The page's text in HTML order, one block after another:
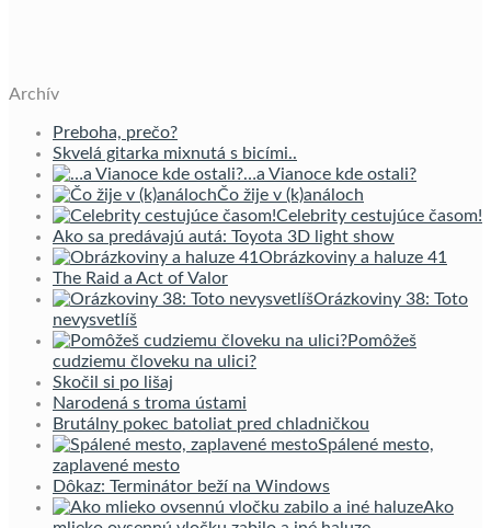
Archív
Preboha, prečo?
Skvelá gitarka mixnutá s bicími..
…a Vianoce kde ostali?
Čo žije v (k)análoch
Celebrity cestujúce časom!
Ako sa predávajú autá: Toyota 3D light show
Obrázkoviny a haluze 41
The Raid a Act of Valor
Orázkoviny 38: Toto
nevysvetlíš
Pomôžeš
cudziemu človeku na ulici?
Skočil si po lišaj
Narodená s troma ústami
Brutálny pokec batoliat pred chladničkou
Spálené mesto,
zaplavené mesto
Dôkaz: Terminátor beží na Windows
Ako